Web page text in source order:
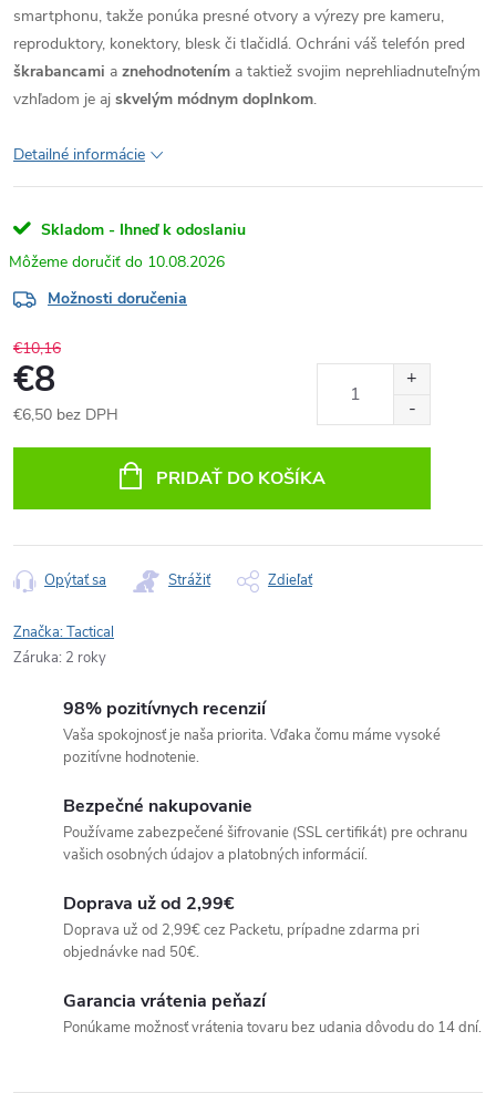
smartphonu, takže ponúka presné otvory a výrezy pre kameru,
reproduktory, konektory, blesk či tlačidlá. Ochráni váš telefón pred
škrabancami a znehodnotením a taktiež svojim neprehliadnuteľným
vzhľadom je aj skvelým módnym doplnkom.
Detailné informácie
Skladom - Ihneď k odoslaniu
10.08.2026
Možnosti doručenia
€10,16
€8
€6,50 bez DPH
PRIDAŤ DO KOŠÍKA
Opýtať sa Strážiť Zdieľať
Značka:Tactical
Záruka: 2 roky
98% pozitívnych recenzií
Vaša spokojnosť je naša priorita. Vďaka čomu máme vysoké
pozitívne hodnotenie.
Bezpečné nakupovanie
Používame zabezpečené šifrovanie (SSL certifikát) pre ochranu
vašich osobných údajov a platobných informácií.
Doprava už od 2,99€
Doprava už od 2,99€ cez Packetu, prípadne zdarma pri
objednávke nad 50€.
Garancia vrátenia peňazí
Ponúkame možnosť vrátenia tovaru bez udania dôvodu do 14 dní.